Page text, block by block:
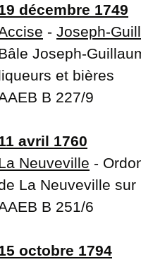
décembre 1749
- Joseph-
Joseph-
et bières
B 227/9
avril 1760
Neuveville -
La Neuveville
B 251/6
octobre 1794